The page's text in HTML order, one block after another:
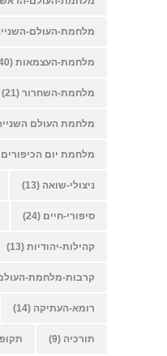
מלחמת-העולם-
מלחמת-העצמאות (40)
מלחמת-השחרור (21)
מלחמת העולם
מלחמת יום הכיפורים
ניצולי-שואה (13)
סיפורי-חיים (24)
קהילות-יהודיות (13)
קרבות-מלחמת-
רומא-העתיקה (14)
תורכיה (9)